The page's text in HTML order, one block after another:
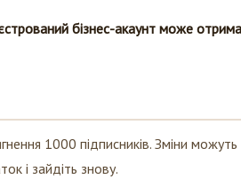
бізнес-акаунт може
1000 підписників. Зміни можуть
і зайдіть знову.